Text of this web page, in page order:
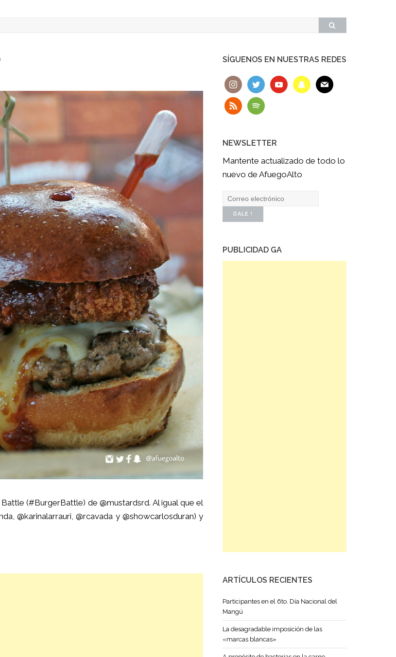
Battle (#BurgerBattle) de@mustardsrd. Al igual que el
@karinalarrauri ,@rcavada y @showcarlosduran) y
SÍGUENOS EN NUESTRAS REDES
NEWSLETTER
Mantente actualizado de todo lo
nuevo de AfuegoAlto
PUBLICIDAD GA
ARTÍCULOS RECIENTES
Participantes en el 6to. Día Nacional del
Mangú
La desagradable imposición de las
«marcas blancas»